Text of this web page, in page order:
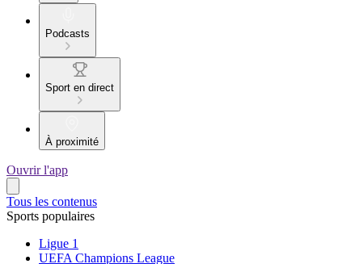
Podcasts
Sport en direct
À proximité
Ouvrir l'app
Tous les contenus
Sports populaires
Ligue 1
UEFA Champions League